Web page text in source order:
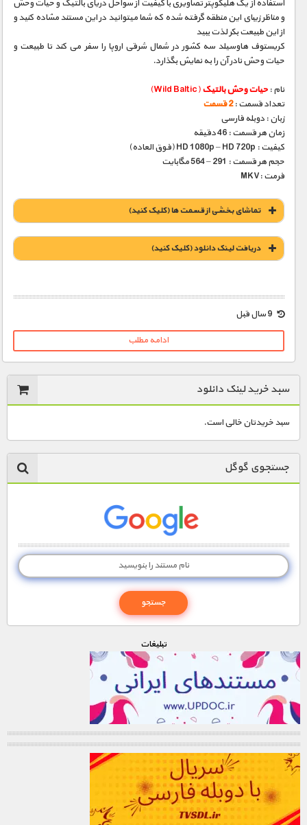
استفاده از یک هلیکوپتر تصاویری با کیفیت از سواحل دریای بالتیک و حیات وحش
و مناظر زیبای این منطقه گرفته شده که شما میتوانید در این مستند مشاده کنید و
از این طبیعت بکر لذت ببید
کریستوف هاوسیلد سه کشور در شمال شرقی اروپا را سفر می کند تا طبیعت و
حیات وحش نادر آن را به نمایش بگذارد.
نام : حیات وحش بالتیک(Wild Baltic)
تعداد قسمت :2 قسمت
زبان : دوبله فارسی
زمان هر قسمت : 46 دقیقه
کیفیت : HD 1080p – HD 720p (فوق العاده)
حجم هر قسمت : 291 – 564 مگابایت
فرمت :MKV
تماشای بخشی از قسمت ها (کلیک کنید)
دریافت لينک دانلود (کليک کنيد)
1900 تومان – دانلود قسمت 1 (افزودن به سبد خريد)
ادامه مطلب
سبد خرید لینک دانلود
سبد خریدتان خالی است.
جستجوی گوگل
تبليغات